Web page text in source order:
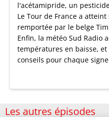
l'acétamipride, un
Le Tour de France a
remportée par le belge
Enfin, la météo Sud Radio
températures en baisse,
conseils pour chaque
Les autres épisodes